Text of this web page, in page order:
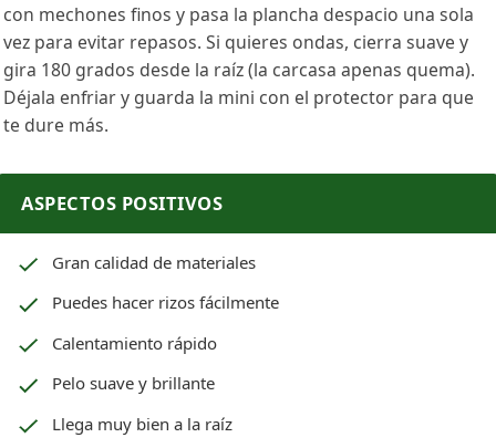
con mechones finos y pasa la plancha despacio una sola
vez para evitar repasos. Si quieres ondas, cierra suave y
gira 180 grados desde la raíz (la carcasa apenas quema).
Déjala enfriar y guarda la mini con el protector para que
te dure más.
ASPECTOS POSITIVOS
Gran calidad de materiales
Puedes hacer rizos fácilmente
Calentamiento rápido
Pelo suave y brillante
Llega muy bien a la raíz